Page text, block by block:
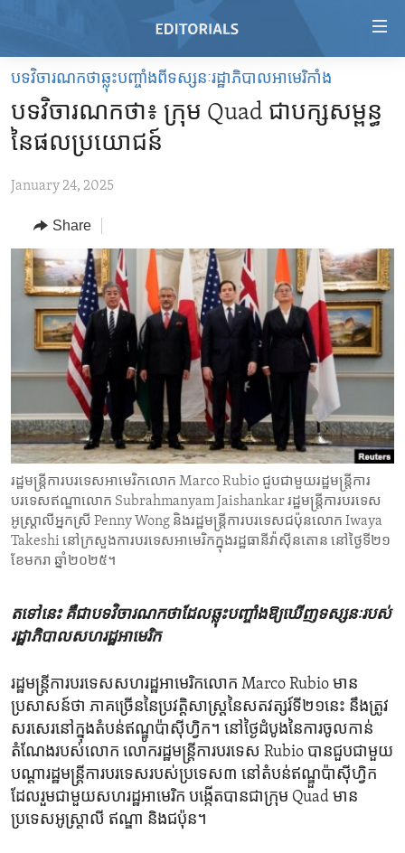
Skip
main
content
to
Navigation
Skip
Search
HOME
VIDEO
REGIONS
AFRICA
AMERICAS
ASIA
EUROPE
MIDDLE EAST
TOPICS
HUMAN RIGHTS
SECURITY AND DEFENSE
AID AND DEVELOPMENT
DEMOCRACY AND GOVERNANCE
ECONOMY AND TRADE
ENVIRONMENT AND HEALTH
IDEALS AND INSTITUTIONS
ARCHIVE
ABOUT US
FOLLOW US
បទវិចារណកថាឆ្លុះបញ្ចាំងពីទស្សនៈរដ្ឋាភិបាលអាមេរិកាំង
បទវិចារណកថា៖ ក្រុម Quad ជា​បក្ស​សម្ពន្ធ​
នៃ​ផលប្រយោជន៍
January 24, 2025
Share
រដ្ឋមន្ត្រីការបរទេសអាមេរិកលោក Marco Rubio ជួបជាមួយរដ្ឋមន្ត្រីការ
បរទេសឥណ្ឌាលោក Subrahmanyam Jaishankar រដ្ឋមន្ត្រីការបរទេស
អូស្ត្រាលី​អ្នកស្រី Penny Wong និង​រដ្ឋមន្ត្រីការបរទេសជប៉ុនលោក Iwaya
Takeshi នៅ​ក្រសួងការបរទេសអាមេរិក​ក្នុងរដ្ឋធានីវ៉ាស៊ីនតោន នៅថ្ងៃទី២១
ខែមករា ឆ្នាំ២០២៥។
តទៅនេះ​ គឺជា​បទវិចារណកថា​ដែល​ឆ្លុះ​បញ្ចាំង​ឱ្យ​ឃើញ​ទស្សនៈ​របស់​
រដ្ឋាភិបាល​សហរដ្ឋ​អាមេរិក
រដ្ឋមន្ត្រី​ការបរទេស​សហរដ្ឋ​អាមេរិក​លោក Marco Rubio មាន​
ប្រសាសន៍​ថា​ ភាគច្រើន​នៃ​ប្រវត្តិសាស្ត្រ​នៃ​សតវត្សរ៍​ទី២១នេះ នឹង​ត្រូវ​
សរសេរ​នៅ​ក្នុង​តំបន់​ឥណ្ឌូ​ប៉ាស៊ីហ្វិក។ នៅ​ថ្ងៃ​ដំបូង​នៃ​ការចូល​កាន់​
តំណែង​របស់​លោក លោក​រដ្ឋមន្ត្រី​ការបរទេស Rubio បាន​ជួប​ជាមួយ​
បណ្តា​រដ្ឋមន្ត្រី​ការបរទេស​របស់​ប្រទេស៣ នៅ​តំបន់​ឥណ្ឌួ​ប៉ាស៊ីហ្វិក​
ដែល​រួម​ជាមួយ​សហរដ្ឋ​អាមេរិក​ បង្កើត​បាន​ជា​ក្រុម Quad មាន​
ប្រទេស​អូស្ត្រាលី ឥណ្ឌា​ និង​ជប៉ុន។